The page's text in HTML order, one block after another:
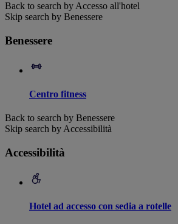
Back to search by Accesso all'hotel
Skip search by Benessere
Benessere
Centro fitness
Back to search by Benessere
Skip search by Accessibilità
Accessibilità
Hotel ad accesso con sedia a rotelle